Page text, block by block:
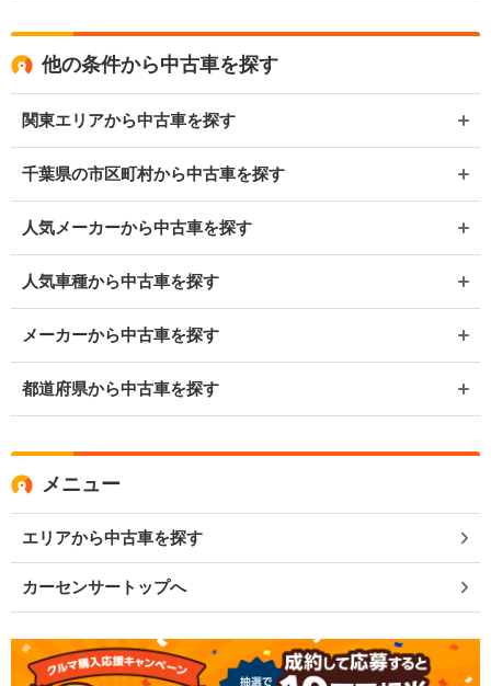
他の条件から中古車を探す
関東エリアから中古車を探す
千葉県の市区町村から中古車を探す
人気メーカーから中古車を探す
人気車種から中古車を探す
メーカーから中古車を探す
都道府県から中古車を探す
メニュー
エリアから中古車を探す
カーセンサートップへ